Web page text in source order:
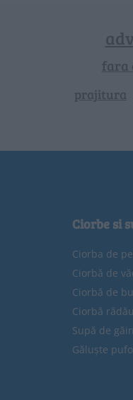
fara
prajitura
Ciorbe si
Ciorba de
Ciorbă de
Ciorbă de
Ciorbă
Supă de
Găluște